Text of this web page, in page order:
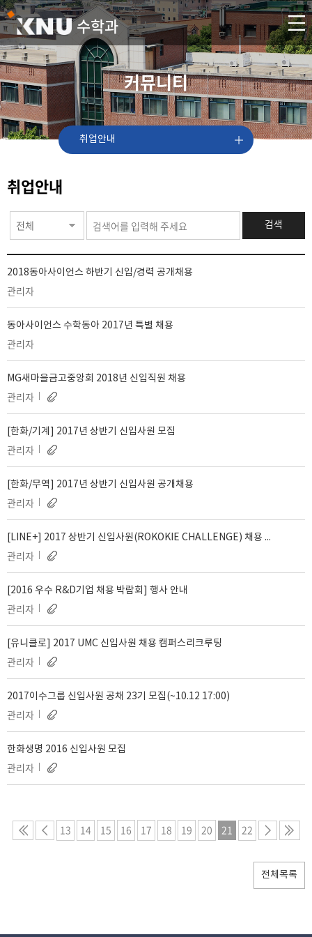
수학과
커뮤니티
취업안내
취업안내
전체 검색
2018동아사이언스 하반기 신입/경력 공개채용
관리자
동아사이언스 수학동아 2017년 특별 채용
관리자
MG새마을금고중앙회 2018년 신입직원 채용
관리자
[한화/기계] 2017년 상반기 신입사원 모집
관리자
[한화/무역] 2017년 상반기 신입사원 공개채용
관리자
[LINE+] 2017 상반기 신입사원(ROKOKIE CHALLENGE) 채용 안내
관리자
[2016 우수 R&D기업 채용 박람회] 행사 안내
관리자
[유니클로] 2017 UMC 신입사원 채용 캠퍼스리크루팅
관리자
2017이수그룹 신입사원 공채 23기 모집(~10.12 17:00)
관리자
한화생명 2016 신입사원 모집
관리자
13 14 15 16 17 18 19 20 21 22
전체목록